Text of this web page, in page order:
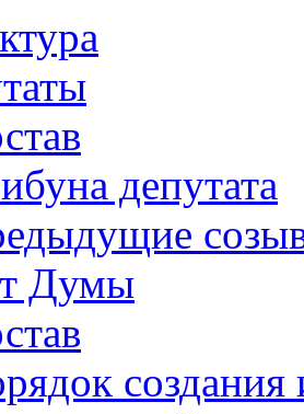
депутата
Думы
создания